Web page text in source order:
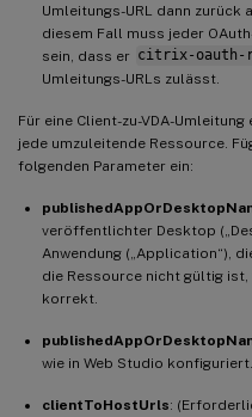
Umleitungs-URL dann zurück
diesem Fall muss jeder
sein, dass er citrix-
Umleitungs-URLs zulässt.
Für eine Client-zu-VDA-
jede umzuleitende Ressource.
folgenden Parameter ein:
veröffentlichter Desktop
Anwendung („Application“),
die Ressource nicht gültig
korrekt.
wie in Web Studio konfiguriert.
clientToHostUrls: